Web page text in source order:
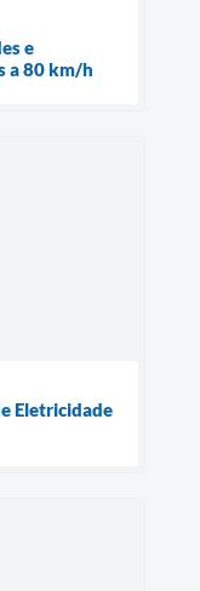
e
a 80 km/h
Eletricidade